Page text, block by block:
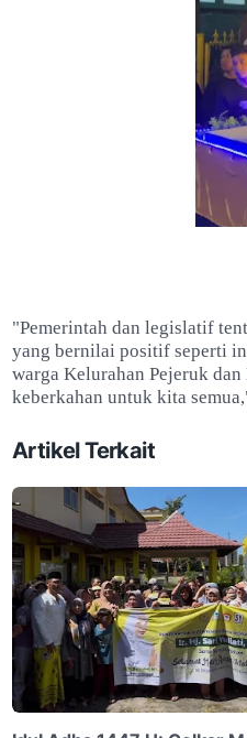
"Pemerintah dan legislatif
yang bernilai positif seperti
warga Kelurahan Pejeruk
keberkahan untuk kita
Artikel Terkait